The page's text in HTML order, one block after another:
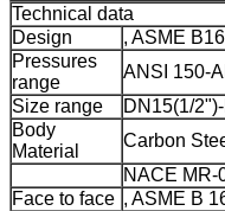
Technical data
Design
, ASME
Pressures
range
ANSI 150-
Size range
DN15(1/
Body
Material
Carbon
NACE MR-
Face to face , ASME B